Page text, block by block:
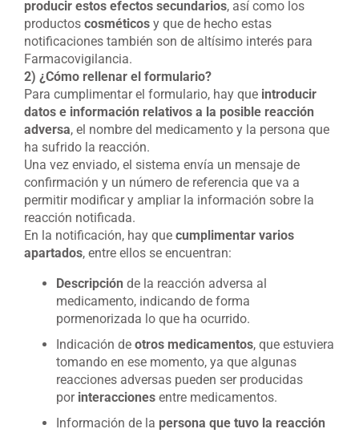
producir estos efectos secundarios, así como los
productos cosméticos y que de hecho estas
notificaciones también son de altísimo interés para
Farmacovigilancia.
2) ¿Cómo rellenar el formulario?
Para cumplimentar el formulario, hay que introducir
datos e información relativos a la posible reacción
adversa, el nombre del medicamento y la persona que
ha sufrido la reacción.
Una vez enviado, el sistema envía un mensaje de
confirmación y un número de referencia que va a
permitir modificar y ampliar la información sobre la
reacción notificada.
En la notificación, hay que cumplimentar varios
apartados, entre ellos se encuentran:
Descripción de la reacción adversa al
medicamento, indicando de forma
pormenorizada lo que ha ocurrido.
Indicación de otros medicamentos, que estuviera
tomando en ese momento, ya que algunas
reacciones adversas pueden ser producidas
por interacciones entre medicamentos.
Información de la persona que tuvo la reacción